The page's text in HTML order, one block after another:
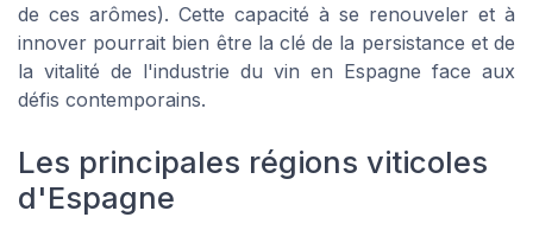
de ces arômes). Cette capacité à se renouveler et à
innover pourrait bien être la clé de la persistance et de
la vitalité de l'industrie du vin en Espagne face aux
défis contemporains.
Les principales régions viticoles
d'Espagne